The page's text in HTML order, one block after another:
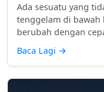
Ada sesuatu yang
tenggelam di bawah
berubah dengan
Baca Lagi →